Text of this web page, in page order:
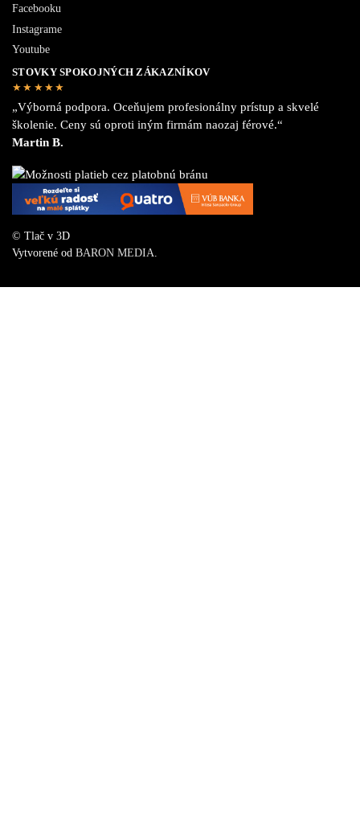
Facebooku
Instagrame
Youtube
STOVKY SPOKOJNÝCH ZÁKAZNÍKOV
★★★★★
„Výborná podpora. Oceňujem profesionálny prístup a skvelé
školenie. Ceny sú oproti iným firmám naozaj férové.“
Martin B.
© Tlač v 3D
Vytvorené od BARON MEDIA